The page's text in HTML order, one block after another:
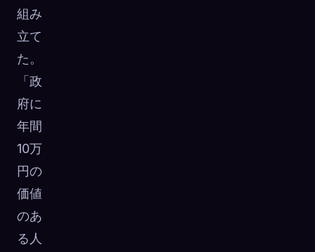
組み
立て
た。
「政
府に
年間
10万
円の
価値
のあ
る人